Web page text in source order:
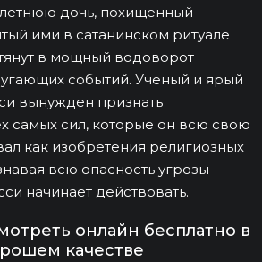
дочь, похищенный
ими в сатанинском ритуале
в мощный водоворот
событий. Ученый и ярый
вынужден признать
самых сил, которые он всю свою
как изобретения религиозных
всю опасность угрозы
начинает действовать.
онлайн бесплатно в
качестве